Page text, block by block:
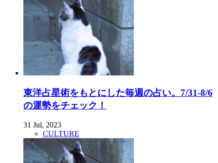
東洋占星術をもとにした毎週の占い。7/31-8/6
の運勢をチェック！
31 Jul, 2023
CULTURE